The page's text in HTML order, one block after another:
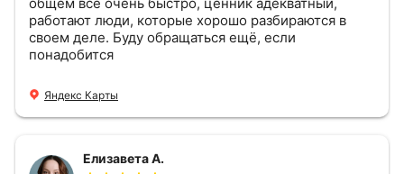
работают люди, которые хорошо разбираются в
своем деле. Буду обращаться ещё, если
понадобится
Яндекс Карты
Елизавета А.